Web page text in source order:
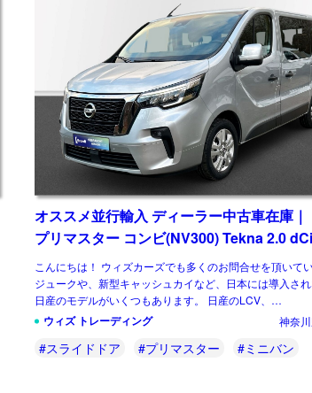
オススメ並行輸入 ディーラー中古車在庫｜
プリマスター コンビ(NV300) Tekna 2.0
L1 EDC (8人乗り) 左ハンドル
こんにちは！ ウィズカーズでも多くのお問合せを頂いて
ジュークや、新型キャッシュカイなど、日本には導入さ
日産のモデルがいくつもあります。 日産のLCV、
NV300（NISSAN NV300）もその一台です […]
ウィズ トレーディング 神奈
#スライドドア #プリマスター #ミニバン